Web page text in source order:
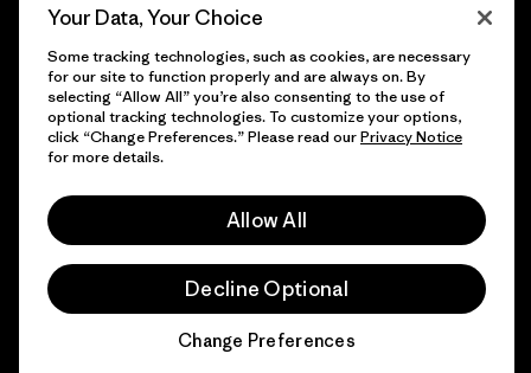
© 2026 Patagonia, Inc. Todos los derechos reservados.
Your Data, Your Choice
Some tracking technologies, such as cookies, are necessary
for our site to function properly and are always on. By
selecting “Allow All” you’re also consenting to the use of
optional tracking technologies. To customize your options,
click “Change Preferences.” Please read ourPrivacy Notice
for more details.
Allow All
Decline Optional
Change Preferences